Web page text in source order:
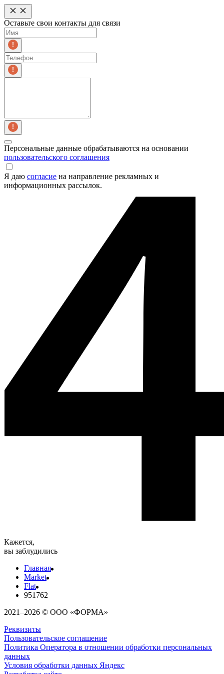
Оставьте свои контакты для связи
Персональные данные обрабатываются на основании
пользовательского соглашения
Я даю согласие на направление рекламных и
информационных рассылок.
Кажется,
вы заблудились
Главная
Market
Flat
951762
2021–2026 © ООО «ФОРМА»
Реквизиты
Пользовательское соглашение
Политика Оператора в отношении обработки персональных
данных
Условия обработки данных Яндекс